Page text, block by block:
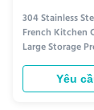
with Large
304 Stainless
French Kitchen
Large Storage
1. Luxury
homes, villas,
Yêu